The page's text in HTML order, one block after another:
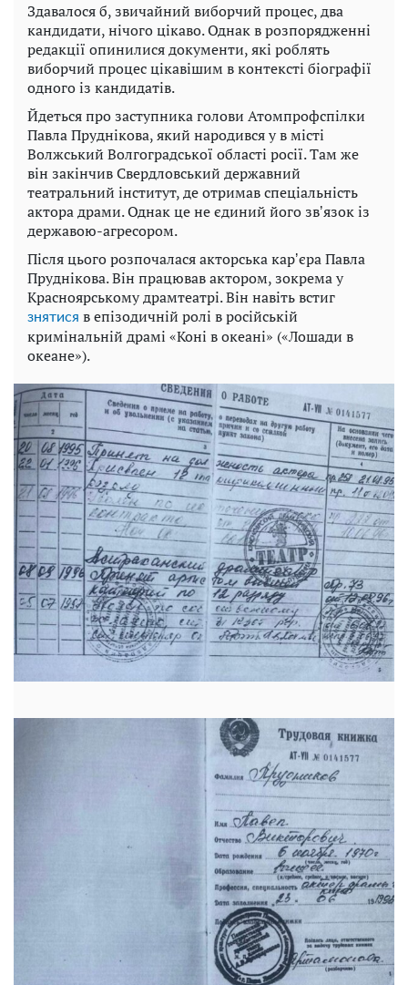
Здавалося б, звичайний виборчий процес, два
кандидати, нічого цікаво. Однак в розпорядженні
редакції опинилися документи, які роблять
виборчий процес цікавішим в контексті біографії
одного із кандидатів.
Йдеться про заступника голови Атомпрофспілки
Павла Пруднікова, який народився у в місті
Волжський Волгоградської області росії. Там же
він закінчив Свердловський державний
театральний інститут, де отримав спеціальність
актора драми. Однак це не єдиний його звʼязок із
державою-агресором.
Після цього розпочалася акторська карʼєра Павла
Пруднікова. Він працював актором, зокрема у
Красноярському драмтеатрі. Він навіть встиг
знятися в епізодичній ролі в російській
кримінальній драмі «Коні в океані» («Лошади в
океане»).